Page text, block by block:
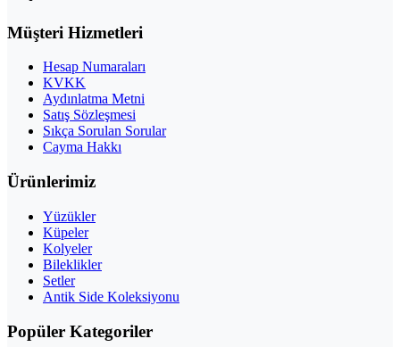
Müşteri Hizmetleri
Hesap Numaraları
KVKK
Aydınlatma Metni
Satış Sözleşmesi
Sıkça Sorulan Sorular
Cayma Hakkı
Ürünlerimiz
Yüzükler
Küpeler
Kolyeler
Bileklikler
Setler
Antik Side Koleksiyonu
Popüler Kategoriler